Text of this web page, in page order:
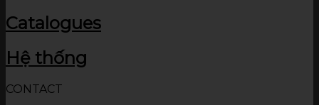
Catalogues
Hệ thống
CONTACT